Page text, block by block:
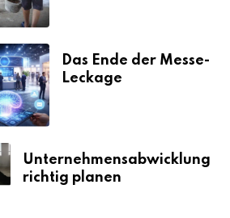
Das Ende der Messe-
Leckage
Unternehmensabwicklung
richtig planen